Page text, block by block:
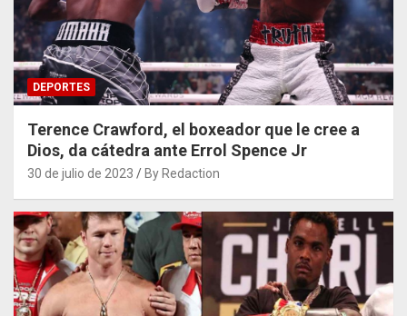
DEPORTES
Terence Crawford, el boxeador que le cree a
Dios, da cátedra ante Errol Spence Jr
30 de julio de 2023 By Redaction